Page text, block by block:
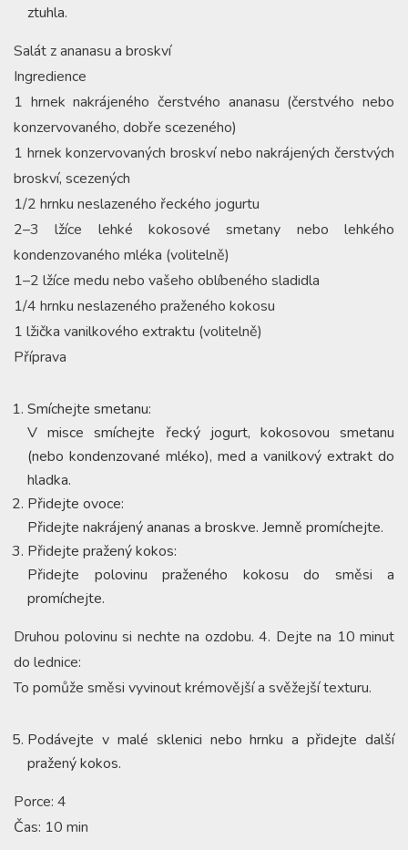
ztuhla.
Salát z ananasu a broskví
Ingredience
1 hrnek nakrájeného čerstvého ananasu (čerstvého nebo
konzervovaného, ​​dobře scezeného)
1 hrnek konzervovaných broskví nebo nakrájených čerstvých
broskví, scezených
1/2 hrnku neslazeného řeckého jogurtu
2–3 lžíce lehké kokosové smetany nebo lehkého
kondenzovaného mléka (volitelně)
1–2 lžíce medu nebo vašeho oblíbeného sladidla
1/4 hrnku neslazeného praženého kokosu
1 lžička vanilkového extraktu (volitelně)
Příprava
Smíchejte smetanu:
V misce smíchejte řecký jogurt, kokosovou smetanu
(nebo kondenzované mléko), med a vanilkový extrakt do
hladka.
Přidejte ovoce:
Přidejte nakrájený ananas a broskve. Jemně promíchejte.
Přidejte pražený kokos:
Přidejte polovinu praženého kokosu do směsi a
promíchejte.
Druhou polovinu si nechte na ozdobu. 4. Dejte na 10 minut
do lednice:
To pomůže směsi vyvinout krémovější a svěžejší texturu.
Podávejte v malé sklenici nebo hrnku a přidejte další
pražený kokos.
Porce: 4
Čas: 10 min